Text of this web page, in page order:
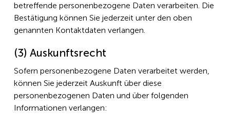
betreffende personenbezogene Daten verarbeiten. Die
Bestätigung können Sie jederzeit unter den oben
genannten Kontaktdaten verlangen.
(3) Auskunftsrecht
Sofern personenbezogene Daten verarbeitet werden,
können Sie jederzeit Auskunft über diese
personenbezogenen Daten und über folgenden
Informationen verlangen: